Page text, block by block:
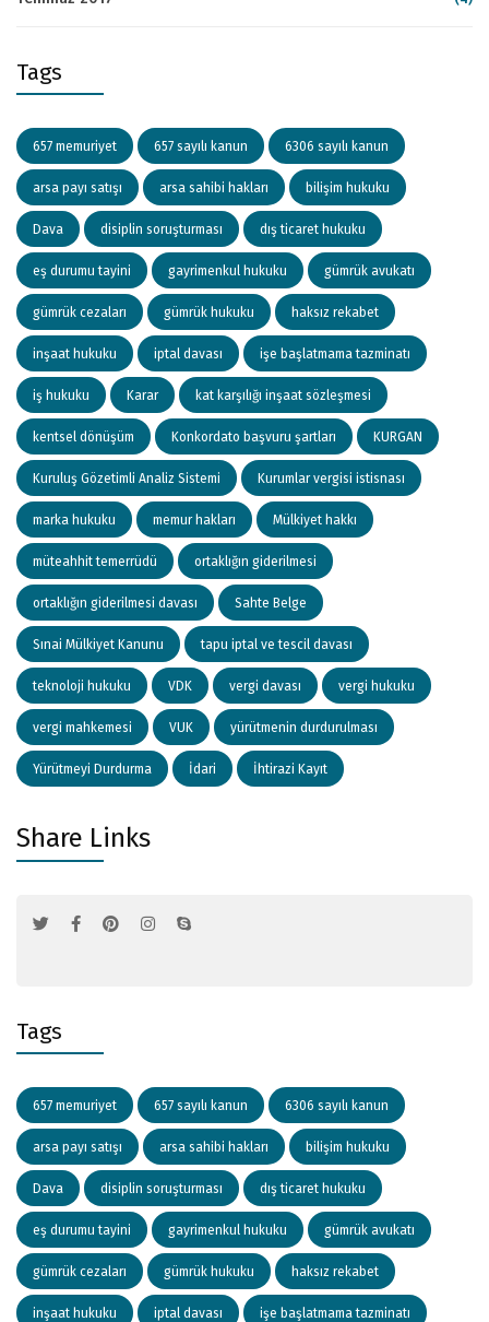
Tags
657 memuriyet 657 sayılı kanun 6306 sayılı kanun
arsa payı satışı arsa sahibi hakları bilişim hukuku
Dava disiplin soruşturması dış ticaret hukuku
eş durumu tayini gayrimenkul hukuku gümrük avukatı
gümrük cezaları gümrük hukuku haksız rekabet
inşaat hukuku iptal davası işe başlatmama tazminatı
iş hukuku Karar kat karşılığı inşaat sözleşmesi
kentsel dönüşüm Konkordato başvuru şartları KURGAN
Kuruluş Gözetimli Analiz Sistemi Kurumlar vergisi istisnası
marka hukuku memur hakları Mülkiyet hakkı
müteahhit temerrüdü ortaklığın giderilmesi
ortaklığın giderilmesi davası Sahte Belge
Sınai Mülkiyet Kanunu tapu iptal ve tescil davası
teknoloji hukuku VDK vergi davası vergi hukuku
vergi mahkemesi VUK yürütmenin durdurulması
Yürütmeyi Durdurma İdari İhtirazi Kayıt
Share Links
Tags
657 memuriyet 657 sayılı kanun 6306 sayılı kanun
arsa payı satışı arsa sahibi hakları bilişim hukuku
Dava disiplin soruşturması dış ticaret hukuku
eş durumu tayini gayrimenkul hukuku gümrük avukatı
gümrük cezaları gümrük hukuku haksız rekabet
inşaat hukuku iptal davası işe başlatmama tazminatı